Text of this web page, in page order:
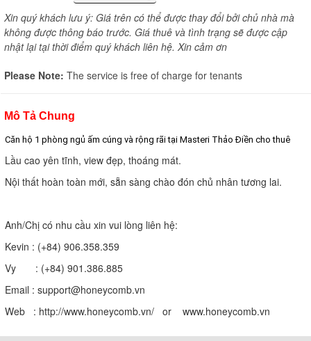
Xin quý khách lưu ý: Giá trên có thể được thay đổi bởi chủ nhà mà
không được thông báo trước. Giá thuê và tình trạng sẽ được cập
nhật lại tại thời điểm quý khách liên hệ. Xin cảm ơn
Please Note: The service is free of charge for tenants
Mô Tả Chung
Căn hộ 1 phòng ngủ ấm cúng và rộng rãi tại Masteri Thảo Điền cho thuê
Lầu cao yên tĩnh, view đẹp, thoáng mát.
Nội thất hoàn toàn mới, sẵn sàng chào đón chủ nhân tương lai.
Anh/Chị có nhu cầu xin vui lòng liên hệ:
Kevin : (+84) 906.358.359
Vy : (+84) 901.386.885
Email : support@honeycomb.vn
Web : http://www.honeycomb.vn/ or www.honeycomb.vn